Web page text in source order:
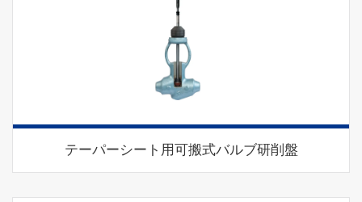
テーパーシート用可搬式バルブ研削盤